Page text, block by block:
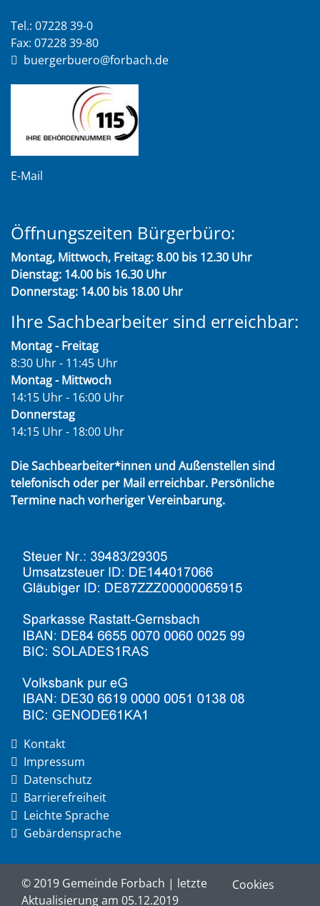
Tel.: 07228 39-0
Fax: 07228 39-80
buergerbuero@forbach.de
E-Mail
Öffnungszeiten Bürgerbüro:
Montag, Mittwoch, Freitag: 8.00 bis 12.30 Uhr
Dienstag: 14.00 bis 16.30 Uhr
Donnerstag: 14.00 bis 18.00 Uhr
Ihre Sachbearbeiter sind erreichbar:
Montag - Freitag
8:30 Uhr - 11:45 Uhr
Montag - Mittwoch
14:15 Uhr - 16:00 Uhr
Donnerstag
14:15 Uhr - 18:00 Uhr
Die Sachbearbeiter*innen und Außenstellen sind
telefonisch oder per Mail erreichbar. Persönliche
Termine nach vorheriger Vereinbarung.
Kontakt
Impressum
Datenschutz
Barrierefreiheit
Leichte Sprache
Gebärdensprache
© 2019 Gemeinde Forbach | letzte
Aktualisierung am 05.12.2019
Cookies